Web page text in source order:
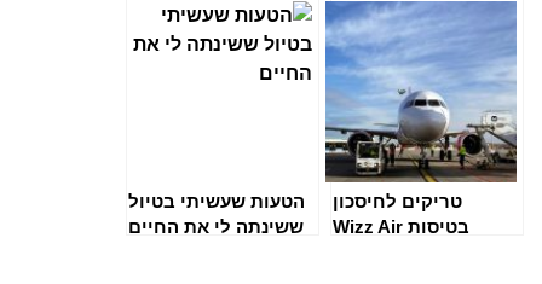
לכיוון
טריקים לחיסכון
בטיסות Wizz Air
הטעות שעשיתי בטיול
ששינתה לי את החיים